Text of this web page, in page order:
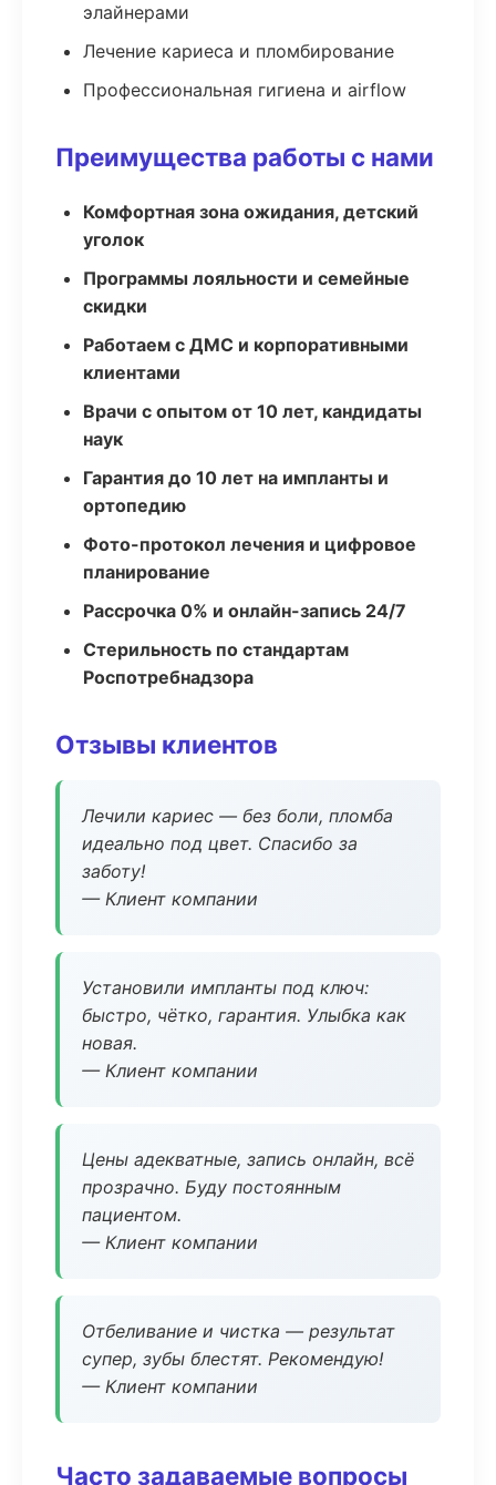
элайнерами
Лечение кариеса и пломбирование
Профессиональная гигиена и airflow
Преимущества работы с нами
Комфортная зона ожидания, детский
уголок
Программы лояльности и семейные
скидки
Работаем с ДМС и корпоративными
клиентами
Врачи с опытом от 10 лет, кандидаты
наук
Гарантия до 10 лет на импланты и
ортопедию
Фото-протокол лечения и цифровое
планирование
Рассрочка 0% и онлайн-запись 24/7
Стерильность по стандартам
Роспотребнадзора
Отзывы клиентов
Лечили кариес — без боли, пломба
идеально под цвет. Спасибо за
заботу!
— Клиент компании
Установили импланты под ключ:
быстро, чётко, гарантия. Улыбка как
новая.
— Клиент компании
Цены адекватные, запись онлайн, всё
прозрачно. Буду постоянным
пациентом.
— Клиент компании
Отбеливание и чистка — результат
супер, зубы блестят. Рекомендую!
— Клиент компании
Часто задаваемые вопросы